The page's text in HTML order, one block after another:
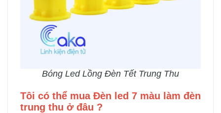
Bóng Led Lồng Đèn Tết Trung Thu
Tôi có thể mua Đèn led 7 màu làm đèn
trung thu ở đâu ?